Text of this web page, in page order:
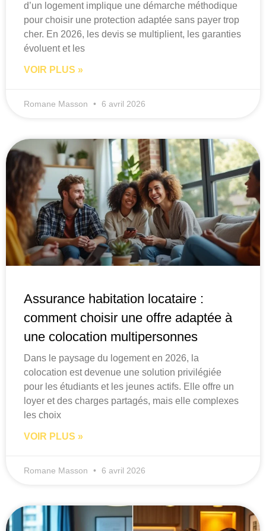
d’un logement implique une démarche méthodique
pour choisir une protection adaptée sans payer trop
cher. En 2026, les devis se multiplient, les garanties
évoluent et les
VOIR PLUS »
Romane Masson 6 avril 2026
Assurance habitation locataire :
comment choisir une offre adaptée à
une colocation multipersonnes
Dans le paysage du logement en 2026, la
colocation est devenue une solution privilégiée
pour les étudiants et les jeunes actifs. Elle offre un
loyer et des charges partagés, mais elle complexes
les choix
VOIR PLUS »
Romane Masson 6 avril 2026